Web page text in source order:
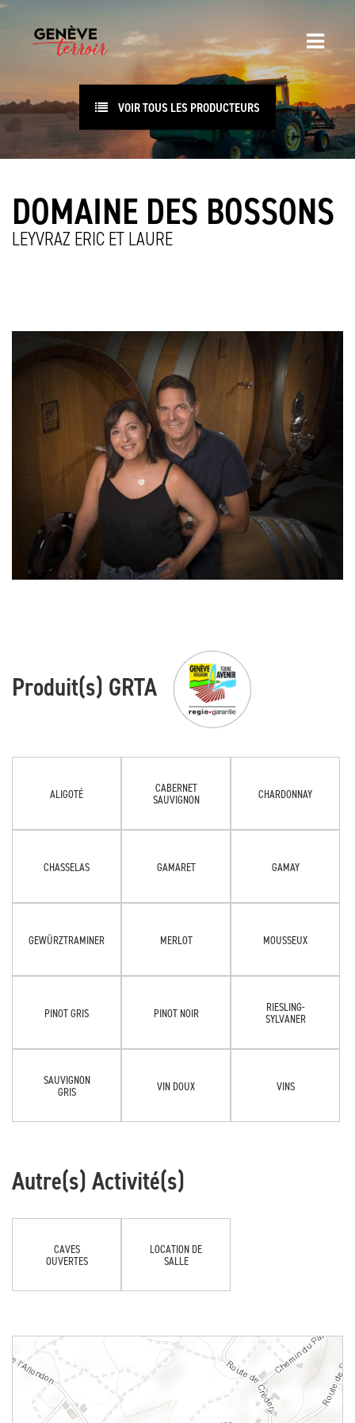
VOIR TOUS LES PRODUCTEURS
DOMAINE DES BOSSONS
LEYVRAZ ERIC ET LAURE
Produit(s) GRTA
ALIGOTÉ
CABERNET
SAUVIGNON
CHARDONNAY
CHASSELAS GAMARET GAMAY
GEWÜRZTRAMINER MERLOT MOUSSEUX
PINOT GRIS PINOT NOIR
RIESLING-
SYLVANER
SAUVIGNON
GRIS
VIN DOUX VINS
Autre(s) Activité(s)
CAVES
OUVERTES
LOCATION DE
SALLE